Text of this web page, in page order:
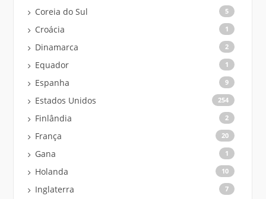
Coreia do Sul 5
Croácia 1
Dinamarca 2
Equador 1
Espanha 9
Estados Unidos 254
Finlândia 2
França 20
Gana 1
Holanda 10
Inglaterra 7